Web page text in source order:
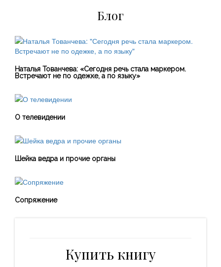
Блог
Наталья Тованчева: «Сегодня речь стала маркером.
Встречают не по одежке, а по языку»
О телевидении
Шейка ведра и прочие органы
Сопряжение
Купить книгу